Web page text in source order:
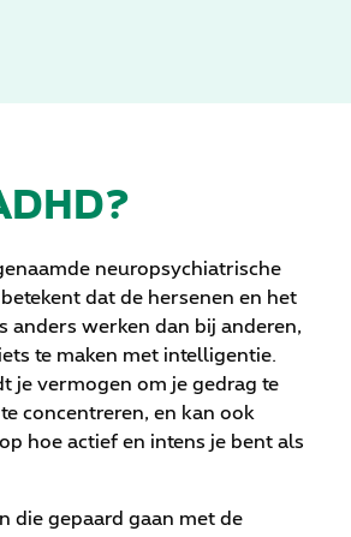
neuropsychiatrische
dat de hersenen en het
anders werken dan bij anderen,
te maken met intelligentie.
je vermogen om je gedrag te
concentreren, en kan ook
hoe actief en intens je bent als
die gepaard gaan met de